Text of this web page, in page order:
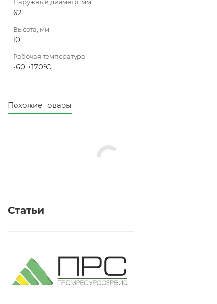
Наружный диаметр, мм
62
Высота, мм
10
Рабочая температура
-60 +170°С
Похожие товары
Статьи